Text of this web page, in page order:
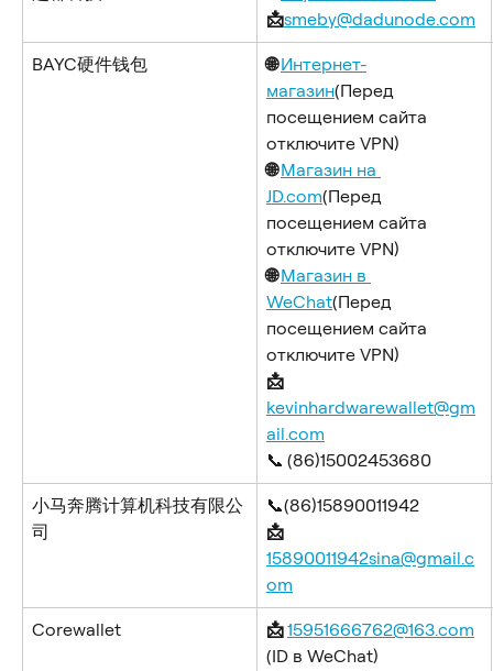
📩smeby@dadunode.com
BAYC硬件钱包 🌐 Интернет-
магазин(Перед
посещением сайта
отключите VPN)
🌐 Магазин на
JD.com(Перед
посещением сайта
отключите VPN)
🌐 Магазин в
WeChat(Перед
посещением сайта
отключите VPN)
​📩
kevinhardwarewallet@gm
ail.com
📞 (86)15002453680
小马奔腾计算机科技有限公
司
📞(86)15890011942
​📩
15890011942sina@gmail.c
om
Corewallet 📩 15951666762@163.com
(ID в WeChat)